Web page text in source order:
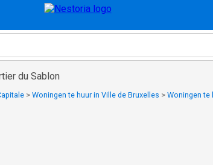
du Sablon
> Woningen te huur in Ville de Bruxelles > Woningen te